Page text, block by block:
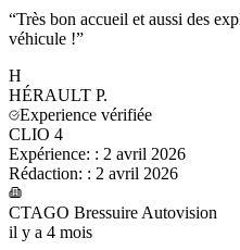
“Très bon accueil et aussi des
véhicule !”
H
HÉRAULT P.
Experience vérifiée
CLIO 4
Expérience: : 2 avril 2026
Rédaction: : 2 avril 2026
CTAGO Bressuire Autovision
il y a 4 mois